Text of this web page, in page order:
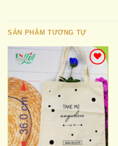
SẢN PHẨM TƯƠNG TỰ
Add to
wishlist